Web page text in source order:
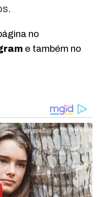
no
e também no